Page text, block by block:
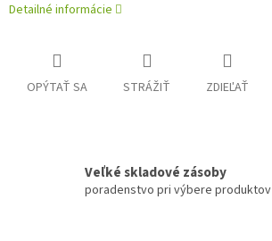
Detailné informácie
OPÝTAŤ SA STRÁŽIŤ ZDIEĽAŤ
Veľké skladové zásoby
poradenstvo pri výbere produktov